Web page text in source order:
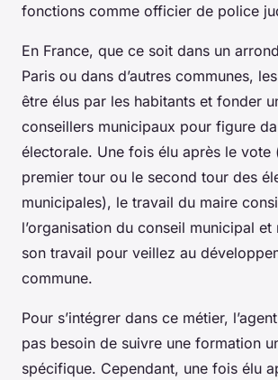
fonctions comme officier de police
En France, que ce soit dans un
Paris ou dans d’autres communes,
être élus par les habitants et fonder
conseillers municipaux pour figure
électorale. Une fois élu après le vote
premier tour ou le second tour des
municipales), le travail du maire
l’organisation du conseil municipal et
son travail pour veillez au
commune.
Pour s’intégrer dans ce métier, l’agent
pas besoin de suivre une formation
spécifique. Cependant, une fois élu